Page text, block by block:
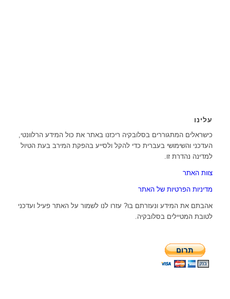
עלינו
כישראלים המתגוררים בסלובקיה ריכזנו באתר את כול המידע הרלוונטי,
העדכני והשימושי בעברית כדי להקל ולסייע בהפקת המירב בעת הטיול
למדינה נהדרת זו.
צוות האתר
מדיניות הפרטיות של האתר
אהבתם את המידע ונעזרתם בו? עזרו לנו לשמור על האתר פעיל ועדכני
לטובת המטיילים בסלובקיה.